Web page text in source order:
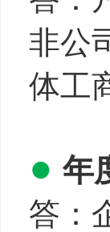
非公
体工
● 年
答：